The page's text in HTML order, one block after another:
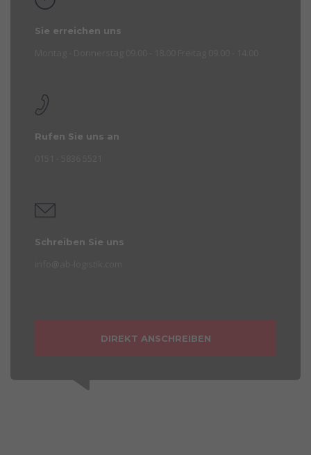
Sie erreichen uns
Rufen Sie uns an
Schreiben Sie uns
DIREKT ANSCHREIBEN